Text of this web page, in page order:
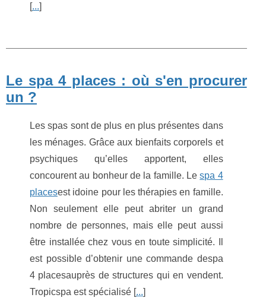
[...]
Le spa 4 places : où s'en procurer
un ?
Les spas sont de plus en plus présentes dans
les ménages. Grâce aux bienfaits corporels et
psychiques qu’elles apportent, elles
concourent au bonheur de la famille. Lespa 4
placesest idoine pour les thérapies en famille.
Non seulement elle peut abriter un grand
nombre de personnes, mais elle peut aussi
être installée chez vous en toute simplicité. Il
est possible d’obtenir une commande despa
4 placesauprès de structures qui en vendent.
Tropicspa est spécialisé [...]